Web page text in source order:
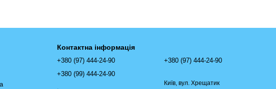
Контактна інформація
+380 (97) 444-24-90
+380 (99) 444-24-90
+380 (97) 444-24-90
Київ, вул. Хрещатик